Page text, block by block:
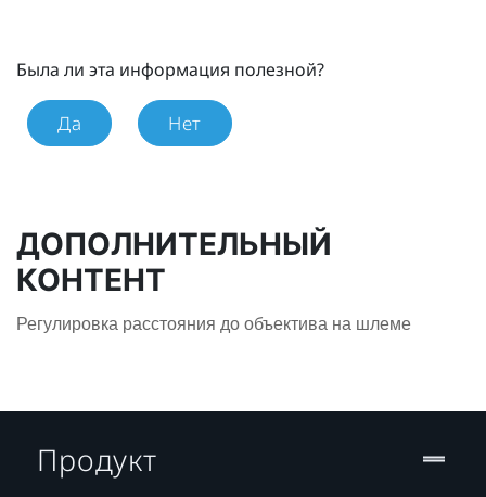
Была ли эта информация полезной?
Да Нет
ДОПОЛНИТЕЛЬНЫЙ
КОНТЕНТ
Регулировка расстояния до объектива на шлеме
Продукт